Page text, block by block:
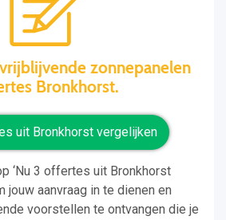
zonnepanelen
Bronkhorst.
uit Bronkhorst vergelijken
‘Nu 3 offertes uit Bronkhorst
jouw aanvraag in te dienen en
voorstellen te ontvangen die je